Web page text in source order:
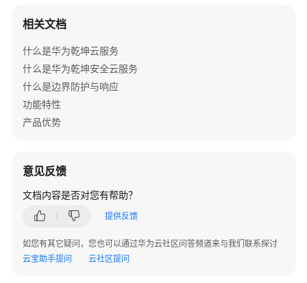
版
本
AR
设
备
版
本
告
警
相关文档
什么是华为乾坤云服务
什么是华为乾坤安全云服务
什么是边界防护与响应
功能特性
产品优势
意见反馈
文档内容是否对您有帮助？
提供反馈
如您有其它疑问，您也可以通过华为云社区问答频道来与我们联系探讨
云宝助手提问
云社区提问